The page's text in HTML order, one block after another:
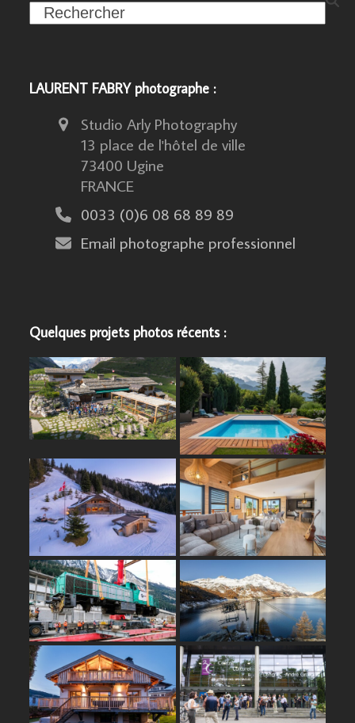
Search
LAURENT FABRY photographe :
Studio Arly Photography
13 place de l'hôtel de ville
73400 Ugine
FRANCE
0033 (0)6 08 68 89 89
Email photographe professionnel
Quelques projets photos récents :